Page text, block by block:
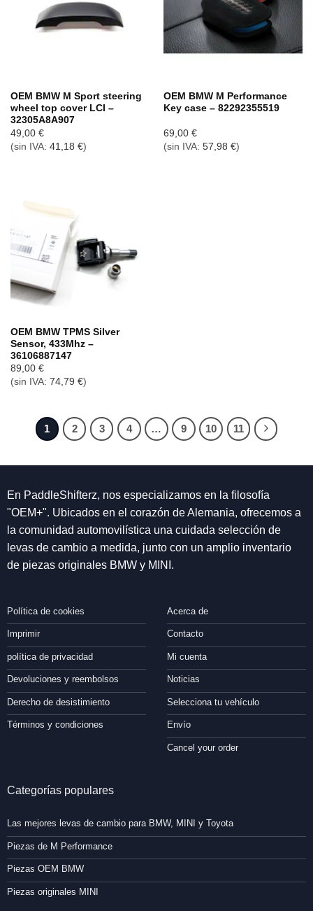
OEM BMW M Sport steering
wheel top cover LCI –
32305A8A907
49,00 €
(sin IVA: 41,18 €)
OEM BMW M Performance
Key case – 82292355519
69,00 €
(sin IVA: 57,98 €)
OEM BMW TPMS Silver
Sensor, 433Mhz –
36106887147
89,00 €
(sin IVA: 74,79 €)
1 2 3 4 … 9 10 11
En PaddleShifterz, nos especializamos en la filosofía
"OEM+". Ubicados en el corazón de Alemania, ofrecemos a
la comunidad automovilística una cuidada selección de
levas de cambio a medida, junto con un amplio inventario
de piezas originales BMW y MINI.
Política de cookies
Imprimir
política de privacidad
Devoluciones y reembolsos
Derecho de desistimiento
Términos y condiciones
Acerca de
Contacto
Mi cuenta
Noticias
Selecciona tu vehículo
Envío
Cancel your order
Categorías populares
Las mejores levas de cambio para BMW, MINI y Toyota
Piezas de M Performance
Piezas OEM BMW
Piezas originales MINI